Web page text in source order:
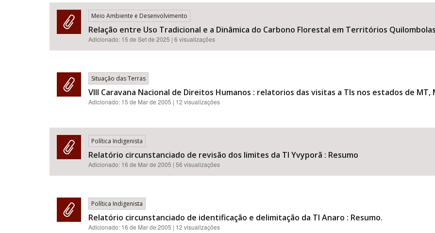
Meio Ambiente e Desenvolvimento
Relação entre Uso Tradicional e a Dinâmica do Carbono Florestal em Territórios
Adicionado: 15 de Set de 2025 | 6 visualizações
Situação das Terras
VIII Caravana Nacional de Direitos Humanos : relatorios das visitas a TIs nos estados de MT,
Adicionado: 15 de Mar de 2005 | 12 visualizações
Política Indigenista
Relatório circunstanciado de revisão dos limites da TI Yvyporã : Resumo
Adicionado: 16 de Mar de 2005 | 56 visualizações
Política Indigenista
Relatório circunstanciado de identificação e delimitação da TI Anaro : Resumo.
Adicionado: 16 de Mar de 2005 | 12 visualizações